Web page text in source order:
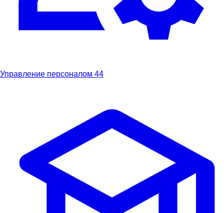
Управление персоналом 44